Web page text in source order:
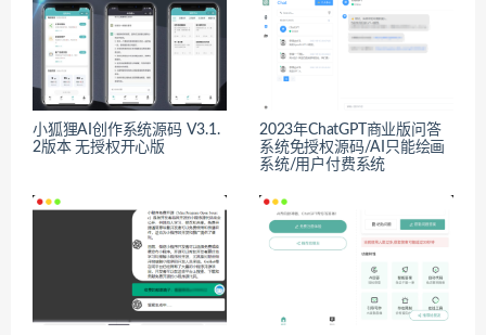
小狐狸AI创作系统源码 V3.1.
2版本 无授权开心版
2023年ChatGPT商业版问答
系统免授权源码/AI只能绘画
系统/用户付费系统